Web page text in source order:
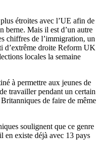
étroites avec l’UE afin de
berne. Mais il est d’un autre
chiffres de l’immigration, un
d’extrême droite Reform UK
locales la semaine
à permettre aux jeunes de
travailler pendant un certain
de faire de même
soulignent que ce genre
en existe déjà avec 13 pays